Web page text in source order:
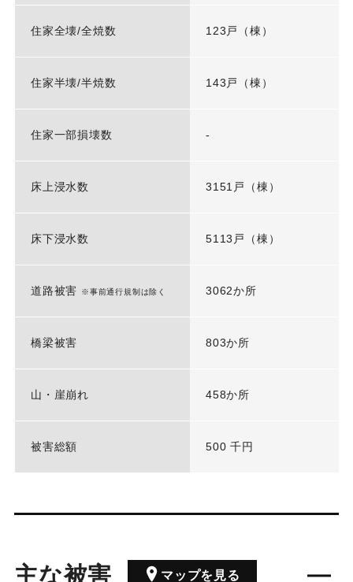
住家全壊/全焼数 123戸（棟）
住家半壊/半焼数 143戸（棟）
住家一部損壊数 -
床上浸水数 3151戸（棟）
床下浸水数 5113戸（棟）
道路被害 ※事前通行規制は除く 3062か所
橋梁被害 803か所
山・崖崩れ 458か所
被害総額 500 千円
主な被害 マップを見る